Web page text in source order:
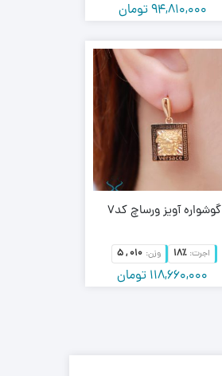
94,810,000تومان
گوشواره آویز ورساچ کد7
اجرت: 18٪ وزن: 5 , 010
118,660,000 تومان